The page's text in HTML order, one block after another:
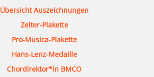
Übersicht Auszeichnungen
Zelter-Plakette
Pro-Musica-Plakette
Hans-Lenz-Medaille
Chordirektor*in BMCO